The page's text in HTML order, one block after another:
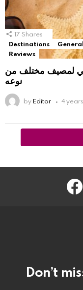
17 Shares
Destinations
General
Reviews
لمصيف مختلف من
نوعه
byEditor 4
Don’t